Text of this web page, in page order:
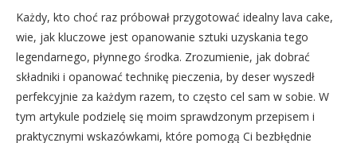
Każdy, kto choć raz próbował przygotować idealny lava cake,
wie, jak kluczowe jest opanowanie sztuki uzyskania tego
legendarnego, płynnego środka. Zrozumienie, jak dobrać
składniki i opanować technikę pieczenia, by deser wyszedł
perfekcyjnie za każdym razem, to często cel sam w sobie. W
tym artykule podzielę się moim sprawdzonym przepisem i
praktycznymi wskazówkami, które pomogą Ci bezbłędnie